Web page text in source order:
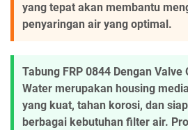
yang tepat akan membantu
penyaringan air yang optimal.
Tabung FRP 0844 Dengan
Water merupakan housing
yang kuat, tahan korosi, dan
berbagai kebutuhan filter air.